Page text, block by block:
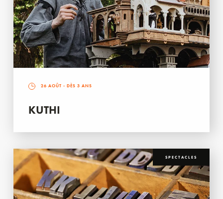
26 AOÛT - DÈS 3 ANS
KUTHI
SPECTACLES